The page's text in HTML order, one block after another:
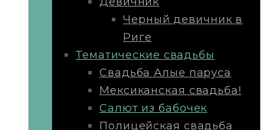
Черный девичник в
Риге
Тематические свадьбы
Свадьба Алые паруса
Мексиканская свадьба!
Салют из бабочек
Полицейская свадьба